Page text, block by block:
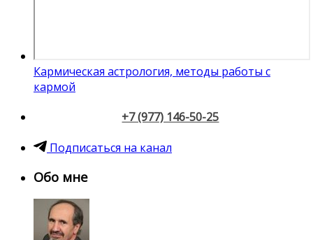
Кармическая астрология, методы работы с
кармой
+7 (977) 146-50-25
Подписаться на канал
Обо мне